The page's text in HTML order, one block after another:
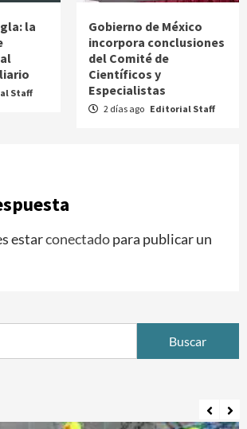
la
Staff
Gobierno de México
incorpora conclusiones
del Comité de
Científicos y
Especialistas
2 días ago Editorial Staff
estarconectadopara publicar un